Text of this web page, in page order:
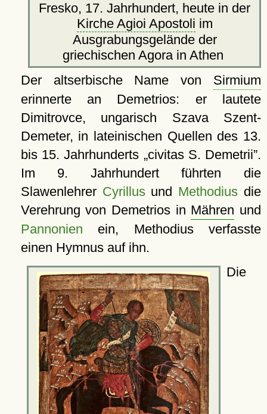
Fresko, 17. Jahrhundert, heute in der
Kirche Agioi Apostoli im
Ausgrabungsgelände der
griechischen Agora in Athen
Der altserbische Name von Sirmium
erinnerte an Demetrios: er lautete
Dimitrovce, ungarisch Szava Szent-
Demeter, in lateinischen Quellen des 13.
bis 15. Jahrhunderts civitas S. Demetrii .
Im 9. Jahrhundert führten die
Slawenlehrer Cyrillusund Methodius die
Verehrung von Demetrios in Mähren und
Pannonien ein, Methodius verfasste
einen Hymnus auf ihn.
Die